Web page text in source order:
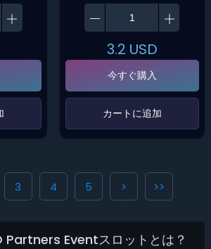
3.2 USD
今すぐ購入
‌カートに追加‌
3 4 5 > >>
Eventスロットとは？